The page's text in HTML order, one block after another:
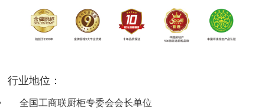
行业地位：
全国工商联厨柜专委会会长单位